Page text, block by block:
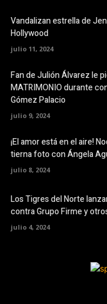
Vandalizan estrella de
Hollywood
julio 11, 2024
Fan de Julión Álvarez le
MATRIMONIO durante
Gómez Palacio
julio 9, 2024
¡El amor está en el aire!
tierna foto con Ángela
julio 8, 2024
Los Tigres del Norte
contra Grupo Firme y
julio 4, 2024